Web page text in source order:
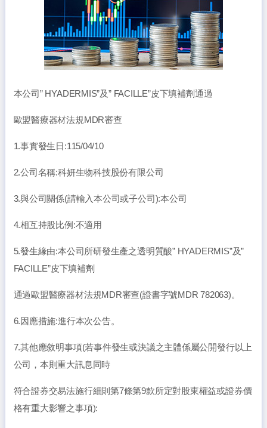
本公司” HYADERMIS”及” FACILLE”皮下填補劑通過
歐盟醫療器材法規MDR審查
1.事實發生日:115/04/10
2.公司名稱:科妍生物科技股份有限公司
3.與公司關係(請輸入本公司或子公司):本公司
4.相互持股比例:不適用
5.發生緣由:本公司所研發生產之透明質酸” HYADERMIS”及”
FACILLE”皮下填補劑
通過歐盟醫療器材法規MDR審查(證書字號MDR 782063)。
6.因應措施:進行本次公告。
7.其他應敘明事項(若事件發生或決議之主體係屬公開發行以上
公司，本則重大訊息同時
符合證券交易法施行細則第7條第9款所定對股東權益或證券價
格有重大影響之事項):